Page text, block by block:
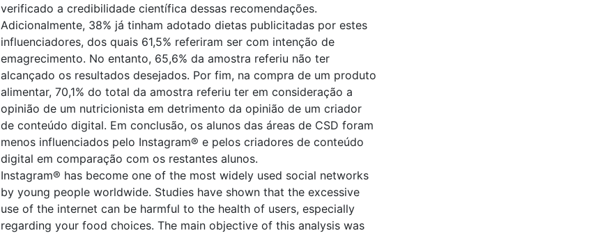
verificado a credibilidade científica dessas recomendações.
Adicionalmente, 38% já tinham adotado dietas publicitadas por estes
influenciadores, dos quais 61,5% referiram ser com intenção de
emagrecimento. No entanto, 65,6% da amostra referiu não ter
alcançado os resultados desejados. Por fim, na compra de um produto
alimentar, 70,1% do total da amostra referiu ter em consideração a
opinião de um nutricionista em detrimento da opinião de um criador
de conteúdo digital. Em conclusão, os alunos das áreas de CSD foram
menos influenciados pelo Instagram® e pelos criadores de conteúdo
digital em comparação com os restantes alunos.
Instagram® has become one of the most widely used social networks
by young people worldwide. Studies have shown that the excessive
use of the internet can be harmful to the health of users, especially
regarding your food choices. The main objective of this analysis was